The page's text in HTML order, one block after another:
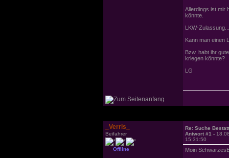
Allerdings ist mir
könnte.
LKW-
Kann man einen
Bzw. habt ihr
kriegen könnte?
LG
_Verris_
Beifahrer
Offline
Re: Suche
Antwort #1 -
15:31:50
Moin